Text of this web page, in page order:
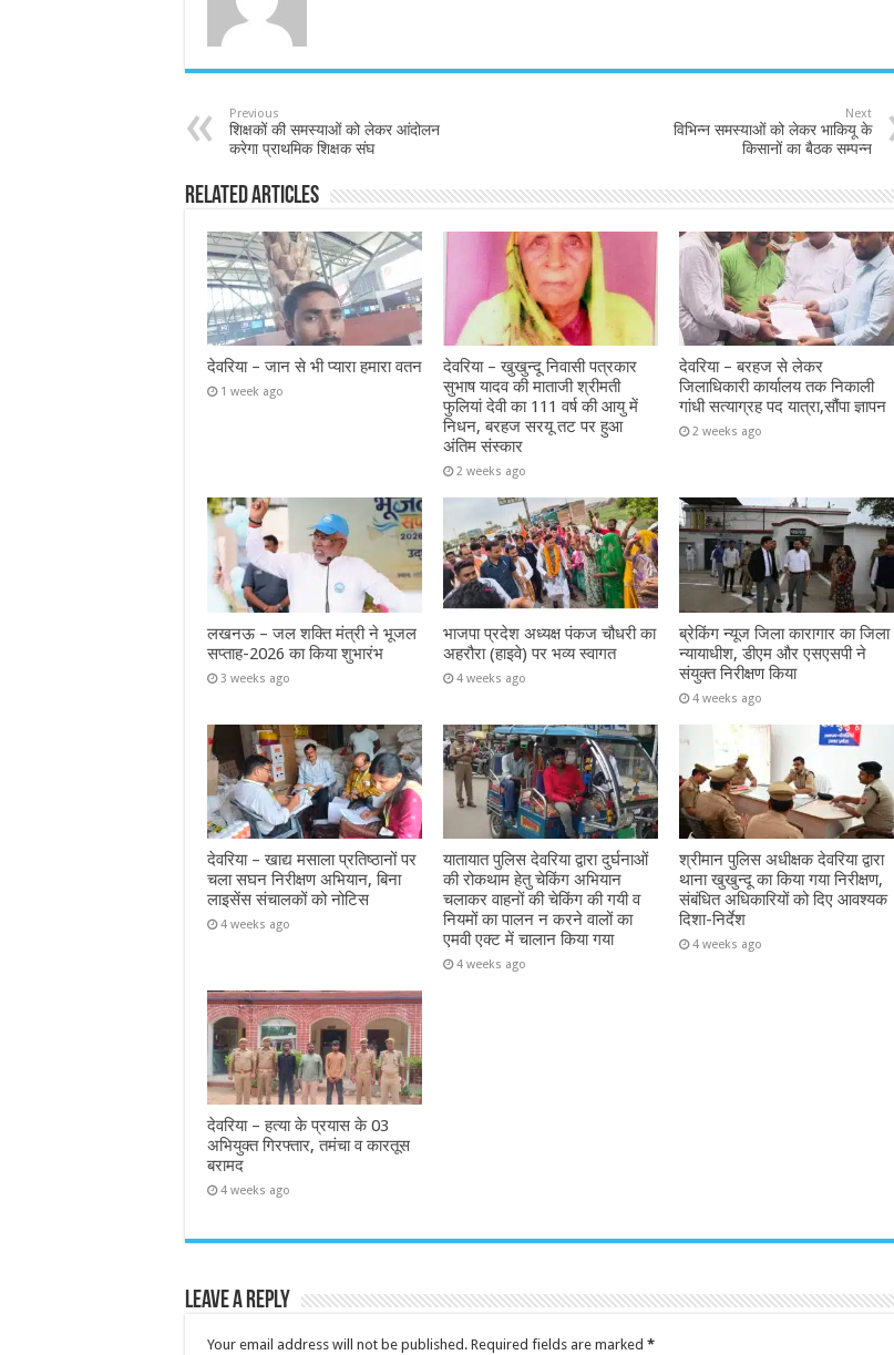
Previous
शिक्षकों की समस्याओं को लेकर आंदोलन
करेगा प्राथमिक शिक्षक संघ
Next
विभिन्न समस्याओं को लेकर भाकियू के
किसानों का बैठक सम्पन्न
Related Articles
देवरिया – जान से भी प्यारा हमारा वतन
1 week ago
देवरिया – खुखुन्दू निवासी पत्रकार
सुभाष यादव की माताजी श्रीमती
फुलियां देवी का 111 वर्ष की आयु में
निधन, बरहज सरयू तट पर हुआ
अंतिम संस्कार
2 weeks ago
देवरिया – बरहज से लेकर
जिलाधिकारी कार्यालय तक निकाली
गांधी सत्याग्रह पद यात्रा,सौंपा ज्ञापन
2 weeks ago
लखनऊ – जल शक्ति मंत्री ने भूजल
सप्ताह-2026 का किया शुभारंभ
3 weeks ago
भाजपा प्रदेश अध्यक्ष पंकज चौधरी का
अहरौरा (हाइवे) पर भव्य स्वागत
4 weeks ago
ब्रेकिंग न्यूज जिला कारागार का जिला
न्यायाधीश, डीएम और एसएसपी ने
संयुक्त निरीक्षण किया
4 weeks ago
देवरिया – खाद्य मसाला प्रतिष्ठानों पर
चला सघन निरीक्षण अभियान, बिना
लाइसेंस संचालकों को नोटिस
4 weeks ago
यातायात पुलिस देवरिया द्वारा दुर्घनाओं
की रोकथाम हेतु चेकिंग अभियान
चलाकर वाहनों की चेकिंग की गयी व
नियमों का पालन न करने वालों का
एमवी एक्ट में चालान किया गया
4 weeks ago
श्रीमान पुलिस अधीक्षक देवरिया द्वारा
थाना खुखुन्दू का किया गया निरीक्षण,
संबंधित अधिकारियों को दिए आवश्यक
दिशा-निर्देश
4 weeks ago
देवरिया – हत्या के प्रयास के 03
अभियुक्त गिरफ्तार, तमंचा व कारतूस
बरामद
4 weeks ago
Leave a Reply
Your email address will not be published. Required fields are marked *